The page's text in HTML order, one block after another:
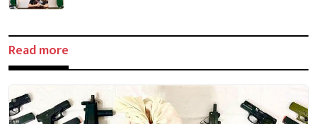
Read more